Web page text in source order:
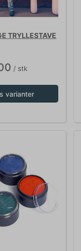
TRYLLESTAVE
/ stk
varianter